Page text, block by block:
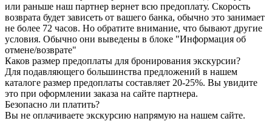
или раньше наш партнер вернет всю предоплату. Скорость
возврата будет зависеть от вашего банка, обычно это занимает
не более 72 часов. Но обратите внимание, что бывают другие
условия. Обычно они выведены в блоке "Информация об
отмене/возврате"
Каков размер предоплаты для бронирования экскурсии?
Для подавляющего большинства предложений в нашем
каталоге размер предоплаты составляет 20-25%. Вы увидите
это при оформлении заказа на сайте партнера.
Безопасно ли платить?
Вы не оплачиваете экскурсию напрямую на нашем сайте.